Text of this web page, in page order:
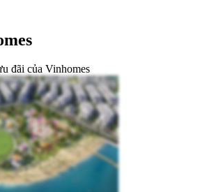
đãi của Vinhomes